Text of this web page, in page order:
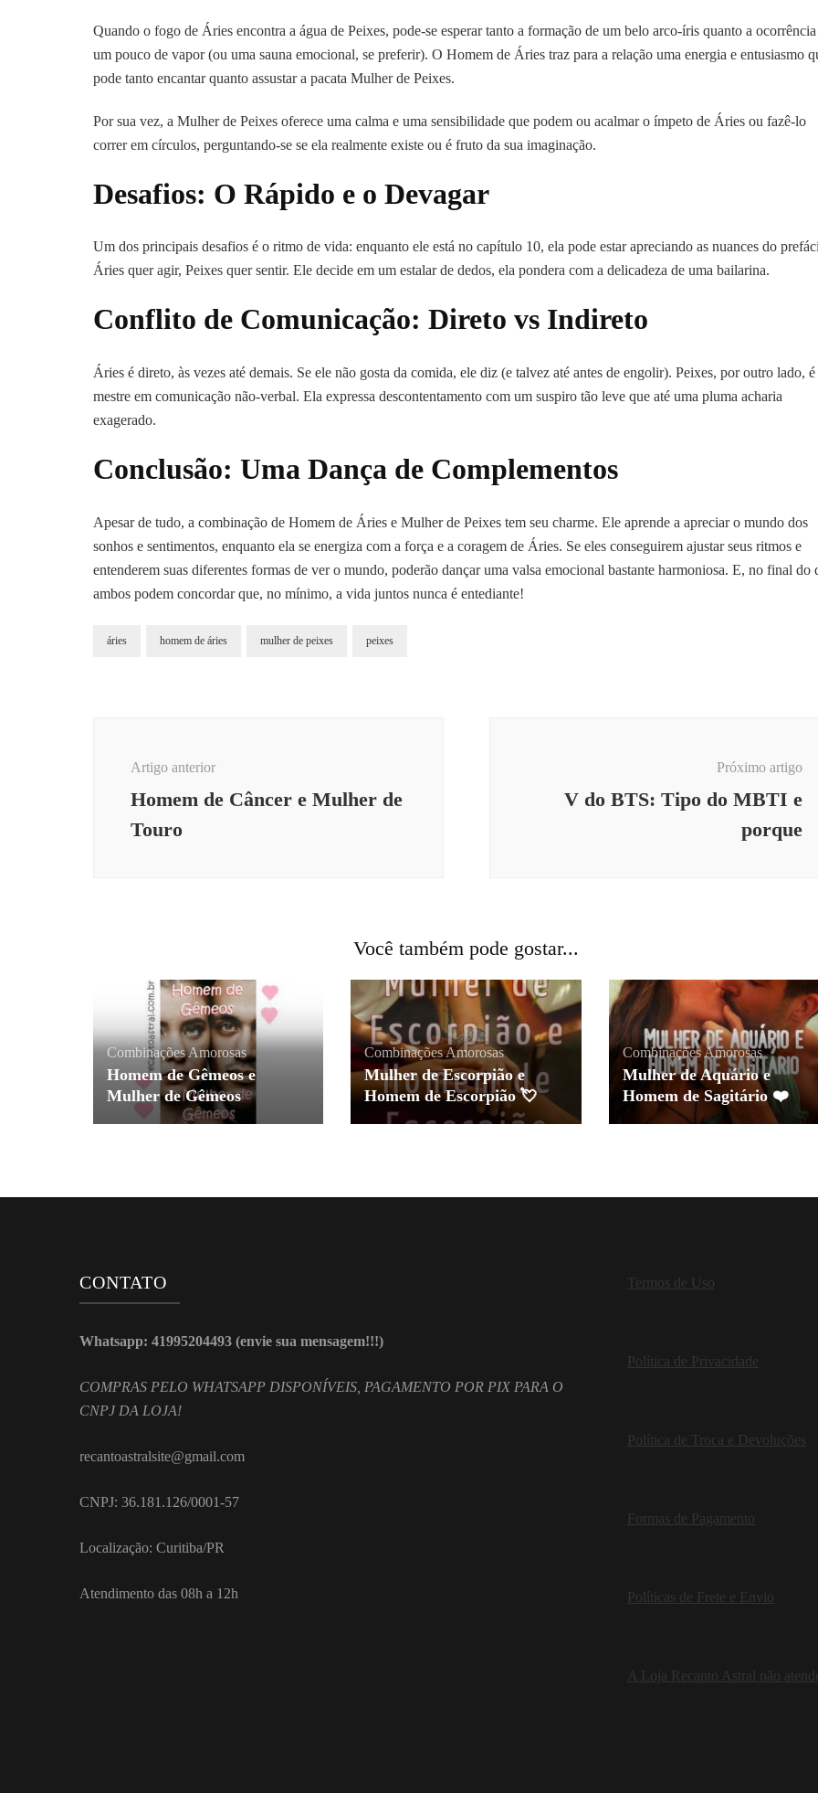
Quando o fogo de Áries encontra a água de Peixes, pode-se esperar tanto a formação de um belo arco-íris quanto a
um pouco de vapor (ou uma sauna emocional, se preferir). O Homem de Áries traz para a relação uma energia e entusiasmo
pode tanto encantar quanto assustar a pacata Mulher de Peixes.
Por sua vez, a Mulher de Peixes oferece uma calma e uma sensibilidade que podem ou acalmar o ímpeto de Áries ou fazê-lo
correr em círculos, perguntando-se se ela realmente existe ou é fruto da sua imaginação.
Desafios: O Rápido e o Devagar
Um dos principais desafios é o ritmo de vida: enquanto ele está no capítulo 10, ela pode estar apreciando as nuances do
Áries quer agir, Peixes quer sentir. Ele decide em um estalar de dedos, ela pondera com a delicadeza de uma bailarina.
Conflito de Comunicação: Direto vs Indireto
Áries é direto, às vezes até demais. Se ele não gosta da comida, ele diz (e talvez até antes de engolir). Peixes, por outro lado, é
mestre em comunicação não-verbal. Ela expressa descontentamento com um suspiro tão leve que até uma pluma acharia
exagerado.
Conclusão: Uma Dança de Complementos
Apesar de tudo, a combinação de Homem de Áries e Mulher de Peixes tem seu charme. Ele aprende a apreciar o mundo dos
sonhos e sentimentos, enquanto ela se energiza com a força e a coragem de Áries. Se eles conseguirem ajustar seus ritmos e
entenderem suas diferentes formas de ver o mundo, poderão dançar uma valsa emocional bastante harmoniosa. E, no final do
ambos podem concordar que, no mínimo, a vida juntos nunca é entediante!
áries homem de áries mulher de peixes peixes
Artigo anterior
Homem de Câncer e Mulher de
Touro
Próximo artigo
V do BTS: Tipo do MBTI e
porque
Você também pode gostar...
Combinações Amorosas
Homem de Gêmeos e
Mulher de Gêmeos
Combinações Amorosas
Mulher de Escorpião e
Homem de Escorpião 💘
Combinações Amorosas
Mulher de Aquário e
Homem de Sagitário ❤️
CONTATO
Whatsapp: 41995204493 (envie sua mensagem!!!)
COMPRAS PELO WHATSAPP DISPONÍVEIS, PAGAMENTO POR PIX PARA O
CNPJ DA LOJA!
recantoastralsite@gmail.com
CNPJ: 36.181.126/0001-57
Localização: Curitiba/PR
Atendimento das 08h a 12h
Termos de Uso
Política de Privacidade
Política de Troca e Devoluções
Formas de Pagamento
Políticas de Frete e Envio
A Loja Recanto Astral não